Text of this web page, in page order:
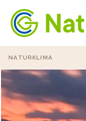
Indize nagusira jo
Edukietara jo
NATURKLIMA